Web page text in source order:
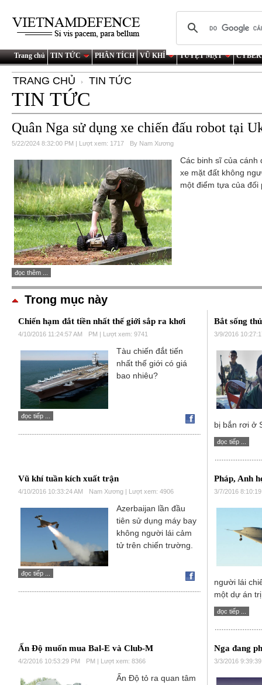
Trang chủ TIN TỨC PHÂN TÍCH VŨ KHÍ TUYỆT MẬT
TRANG CHỦ TIN TỨC
TIN TỨC
Quân Nga sử dụng xe chiến đấu robot tại
5/22/2024 8:32:00 PM | Lượt xem: 1717 By Nam Xương
Các binh sĩ của cánh
xe mặt đất không
một điểm tựa của
đọc thêm ...
Trong mục này
Chiến hạm đắt tiền nhất thế giới sắp ra khơi
4/10/2016 11:24:57 AM PM | Lượt xem: 9741
Tàu chiến đắt tiến
nhất thế giới có giá
bao nhiêu?
đọc tiếp ...
Bắt sống
3/9/2016
bị bắn rơi ở
đọc tiếp ...
Vũ khí tuần kích xuất trận
4/10/2016 10:33:24 AM Nam Xương | Lượt xem: 4906
Azerbaijan lần đầu
tiên sử dụng máy bay
không người lái cảm
tử trên chiến trường.
đọc tiếp ...
Pháp, Anh
3/7/2016
người lái
một dự án
đọc tiếp ...
Ấn Độ muốn mua Bal-E và Club-M
4/2/2016 10:53:29 PM PM | Lượt xem: 8366
Ấn Độ tỏ ra quan tâm
Nga đang
3/3/2016